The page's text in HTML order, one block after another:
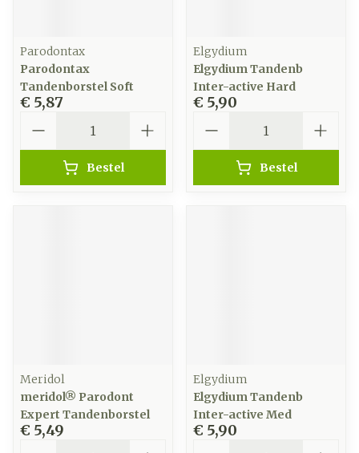
Parodontax
Parodontax
Tandenborstel Soft
€ 5,87
Bestel
Elgydium
Elgydium Tandenb
Inter-active Hard
€ 5,90
Bestel
Meridol
meridol® Parodont
Expert Tandenborstel
€ 5,49
Elgydium
Elgydium Tandenb
Inter-active Med
€ 5,90